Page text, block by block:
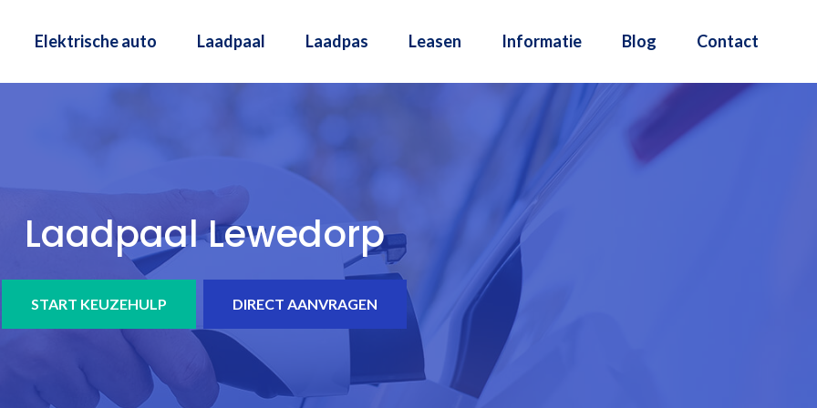
Elektrische auto Laadpaal Laadpas Leasen Informatie Blog Contact
Laadpaal Lewedorp
START KEUZEHULP DIRECT AANVRAGEN